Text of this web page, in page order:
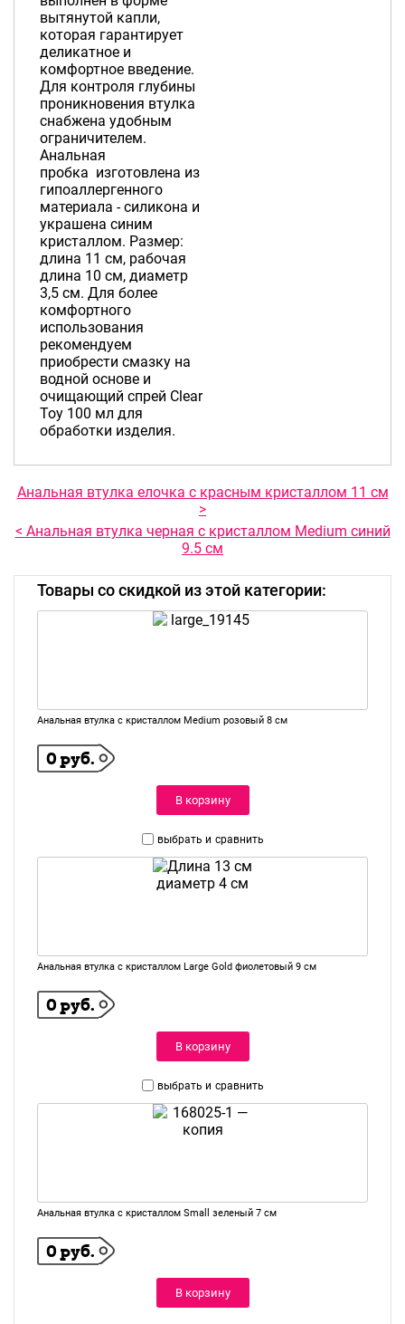
вытянутой капли,
которая гарантирует
деликатное и
комфортное введение.
Для контроля глубины
проникновения втулка
снабжена удобным
ограничителем.
Анальная
пробка изготовлена из
гипоаллергенного
материала - силикона и
украшена синим
кристаллом. Размер:
длина 11 см, рабочая
длина 10 см, диаметр
3,5 см. Для более
комфортного
использования
рекомендуем
приобрести смазку на
водной основе и
очищающий спрей Clear
Toy 100 мл для
обработки изделия.
Анальная втулка елочка с красным кристаллом 11 см
>
< Анальная втулка черная с кристаллом Medium синий
9.5 см
Товары со скидкой из этой категории:
Анальная втулка с кристаллом Medium розовый 8 см
0 руб.
В корзину
выбрать и сравнить
Анальная втулка с кристаллом Large Gold фиолетовый 9 см
0 руб.
В корзину
выбрать и сравнить
Анальная втулка с кристаллом Small зеленый 7 см
0 руб.
В корзину